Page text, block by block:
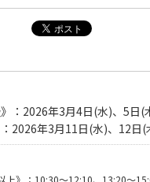
：2026年3月4日(水)、5
2026年3月11日(水)、12日(
上》：10:30～12:10、13:20～
究教育院 News